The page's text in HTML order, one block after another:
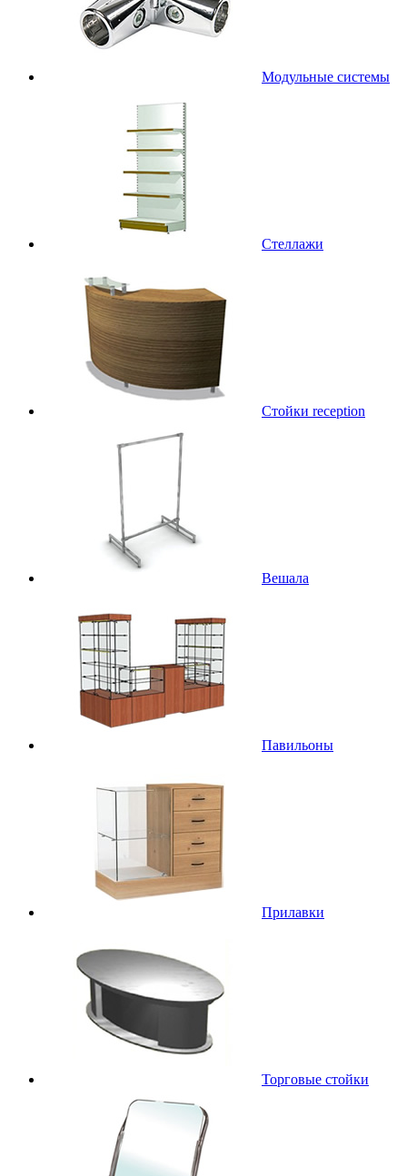
Модульные системы
Стеллажи
Стойки reception
Вешала
Павильоны
Прилавки
Торговые стойки